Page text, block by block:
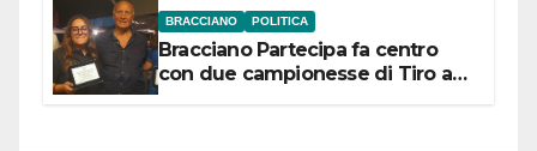
BRACCIANO POLITICA
Bracciano Partecipa fa centro
con due campionesse di Tiro a